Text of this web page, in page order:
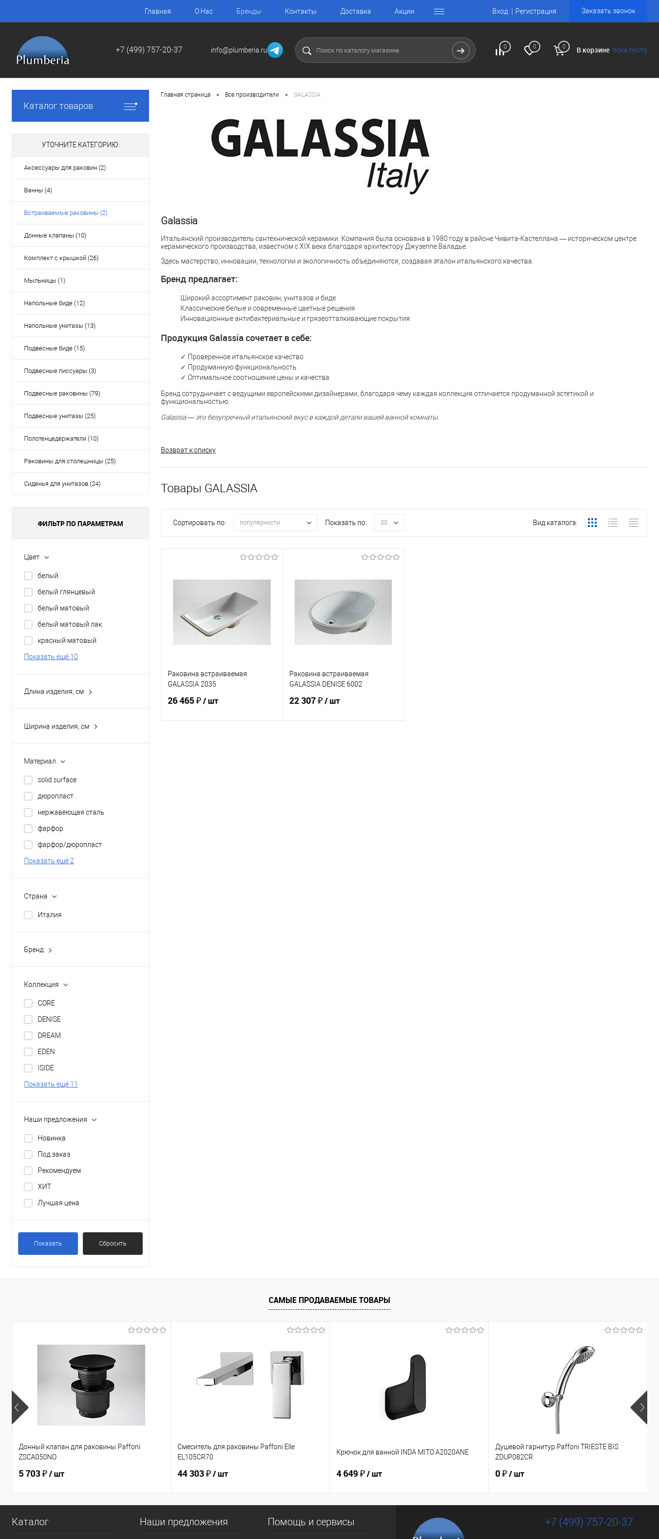
Главная О Нас Бренды Контакты Доставка Акции Вход Регистрация Заказать звонок
+7 (499) 757-20-37 info@plumberia.ru 0 0 0 В корзине пока пусто
Каталог товаров
УТОЧНИТЕ КАТЕГОРИЮ:
Аксессуары для раковин (2)
Ванны (4)
Встраиваемые раковины (2)
Донные клапаны (10)
Комплект с крышкой (26)
Мыльницы (1)
Напольные биде (12)
Напольные унитазы (13)
Подвесные биде (15)
Подвесные писсуары (3)
Подвесные раковины (79)
Подвесные унитазы (25)
Полотенцедержатели (10)
Раковины для столешницы (25)
Сиденья для унитазов (24)
ФИЛЬТР ПО ПАРАМЕТРАМ
Цвет
белый
белый глянцевый
белый матовый
белый матовый лак
красный матовый
Показать ещё 10
Длина изделия, см
20
Показать ещё 24
Ширина изделия, см
14.5
18.5
Показать ещё 28
Материал
solid surface
дюропласт
нержавеющая сталь
фарфор
фарфор/дюропласт
Показать ещё 2
Страна
Италия
Бренд
Коллекция
CORE
DENISE
DREAM
EDEN
ISIDE
Показать ещё 11
Наши предложения
Новинка
Под заказ
Рекомендуем
ХИТ
Лучшая цена
Показать Сбросить
Главная страница • Все производители • GALASSIA
Galassia
Итальянский производитель сантехнической керамики. Компания была основана в 1980 году в районе Чивита-Кастеллана — историческом центре
керамического производства, известном с XIX века благодаря архитектору Джузеппе Валадье.
Здесь мастерство, инновации, технологии и экологичность объединяются, создавая эталон итальянского качества.
Бренд предлагает:
Широкий ассортимент раковин, унитазов и биде
Классические белые и современные цветные решения
Инновационные антибактериальные и грязеотталкивающие покрытия
Продукция Galassia сочетает в себе:
✓ Проверенное итальянское качество
✓ Продуманную функциональность
✓ Оптимальное соотношение цены и качества
Бренд сотрудничает с ведущими европейскими дизайнерами, благодаря чему каждая коллекция отличается продуманной эстетикой и
функциональностью.
Galassia — это безупречный итальянский вкус в каждой детали вашей ванной комнаты.
Возврат к списку
Товары GALASSIA
Сортировать по: популярности Показать по: 30 Вид каталога:
Раковина встраиваемая
GALASSIA 2035
26 465 ₽/ шт
Раковина встраиваемая
GALASSIA DENISE 6002
22 307 ₽/ шт
САМЫЕ ПРОДАВАЕМЫЕ ТОВАРЫ
Донный клапан для раковины Paffoni
ZSCA050NO
5 703 ₽/ шт
Смеситель для раковины Paffoni Elle
EL105CR70
44 303 ₽/ шт
Крючок для ванной INDA MITO A2020ANE
4 649 ₽/ шт
Душевой гарнитур Paffoni TRIESTE BIS
ZDUP082CR
0 ₽/ шт
Каталог Наши предложения Помощь и сервисы +7 (499) 757-20-37